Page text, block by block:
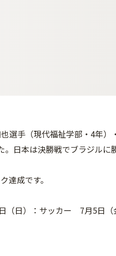
選手（現代福祉学部・4年）
日本は決勝戦でブラジルに
達成です。
）：サッカー 7月5日（金